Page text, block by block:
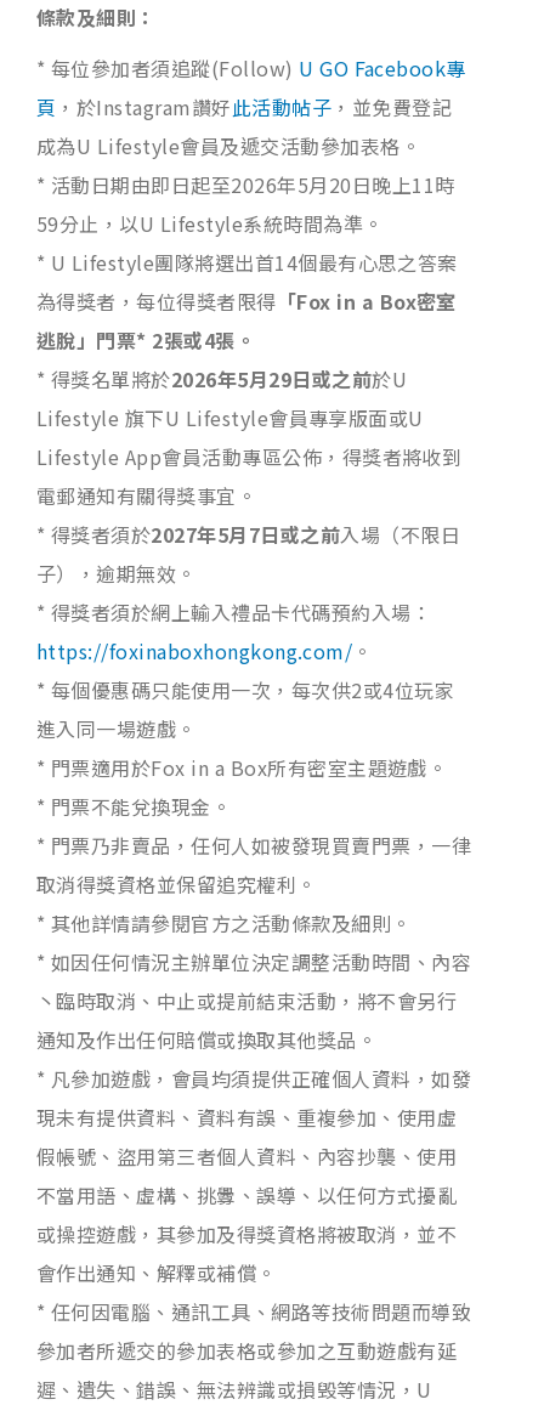
條款及細則：
* 每位參加者須追蹤(Follow) U GO Facebook專
頁 ，於Instagram讚好此活動帖子 ，並免費登記
成為U Lifestyle會員及遞交活動參加表格。
* 活動日期由即日起至2026年5月20日晚上11時
59分止，以U Lifestyle系統時間為準。
* U Lifestyle團隊將選出首14個最有心思之答案
為得獎者，每位得獎者限得 「Fox in a Box密室
逃脫」門票* 2張或4張。
* 得獎名單將於2026年5月29日或之前於U
Lifestyle 旗下U Lifestyle會員專享版面或U
Lifestyle App會員活動專區公佈，得獎者將收到
電郵通知有關得獎事宜。
* 得獎者須於2027年5月 7日或之前入場（不限日
子），逾期無效。
* 得獎者須於網上輸入禮品卡代碼預約入場：
https://foxinaboxhongkong.com/ 。
* 每個優惠碼只能使用一次，每次供2或4位玩家
進入同一場遊戲。
* 門票適用於Fox in a Box所有密室主題遊戲。
* 門票不能兌換現金。
* 門票乃非賣品，任何人如被發現買賣門票，一律
取消得獎資格並保留追究權利。
* 其他詳情請參閱官方之活動條款及細則。
* 如因任何情況主辦單位決定調整活動時間、內容
丶臨時取消、中止或提前結束活動，將不會另行
通知及作出任何賠償或換取其他獎品。
* 凡參加遊戲，會員均須提供正確個人資料，如發
現未有提供資料、資料有誤、重複參加、使用虛
假帳號、盜用第三者個人資料、內容抄襲、使用
不當用語、虛構、挑釁、誤導、以任何方式擾亂
或操控遊戲，其參加及得獎資格將被取消，並不
會作出通知、解釋或補償。
* 任何因電腦、通訊工具、網路等技術問題而導致
參加者所遞交的參加表格或參加之互動遊戲有延
遲、遺失、錯誤、無法辨識或損毁等情況，U